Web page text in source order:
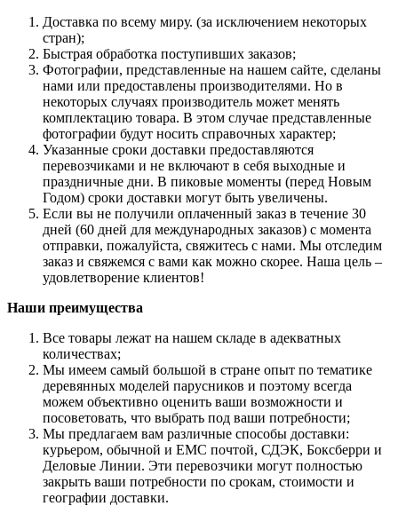
Доставка по всему миру. (за исключением некоторых
стран);
Быстрая обработка поступивших заказов;
Фотографии, представленные на нашем сайте, сделаны
нами или предоставлены производителями. Но в
некоторых случаях производитель может менять
комплектацию товара. В этом случае представленные
фотографии будут носить справочных характер;
Указанные сроки доставки предоставляются
перевозчиками и не включают в себя выходные и
праздничные дни. В пиковые моменты (перед Новым
Годом) сроки доставки могут быть увеличены.
Если вы не получили оплаченный заказ в течение 30
дней (60 дней для международных заказов) с момента
отправки, пожалуйста, свяжитесь с нами. Мы отследим
заказ и свяжемся с вами как можно скорее. Наша цель –
удовлетворение клиентов!
Наши преимущества
Все товары лежат на нашем складе в адекватных
количествах;
Мы имеем самый большой в стране опыт по тематике
деревянных моделей парусников и поэтому всегда
можем объективно оценить ваши возможности и
посоветовать, что выбрать под ваши потребности;
Мы предлагаем вам различные способы доставки:
курьером, обычной и ЕМС почтой, СДЭК, Боксберри и
Деловые Линии. Эти перевозчики могут полностью
закрыть ваши потребности по срокам, стоимости и
географии доставки.